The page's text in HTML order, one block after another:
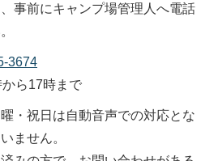
事前にキャンプ場管理人へ電話
3674
から17時まで
・祝日は自動音声での対応とな
ません。